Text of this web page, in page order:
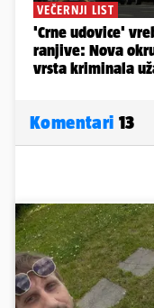
Komentari 13